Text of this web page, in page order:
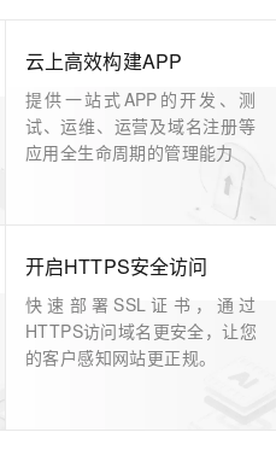
云上高效构建APP
提供一站式APP的开发、测
试、运维、运营及域名注册等
应用全生命周期的管理能力
开启HTTPS安全访问
快速部署SSL证书，通过
HTTPS访问域名更安全，让您
的客户感知网站更正规。